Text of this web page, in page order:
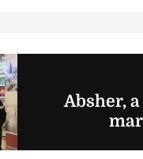
Absher,